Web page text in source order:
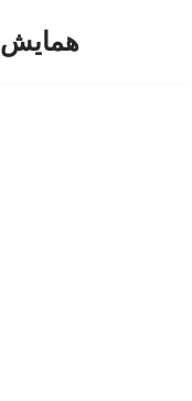
همایش ncss